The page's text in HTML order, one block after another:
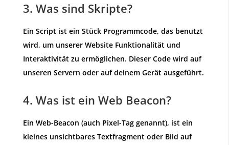
3. Was sind Skripte?
Ein Script ist ein Stück Programmcode, das benutzt
wird, um unserer Website Funktionalität und
Interaktivität zu ermöglichen. Dieser Code wird auf
unseren Servern oder auf deinem Gerät ausgeführt.
4. Was ist ein Web Beacon?
Ein Web-Beacon (auch Pixel-Tag genannt), ist ein
kleines unsichtbares Textfragment oder Bild auf